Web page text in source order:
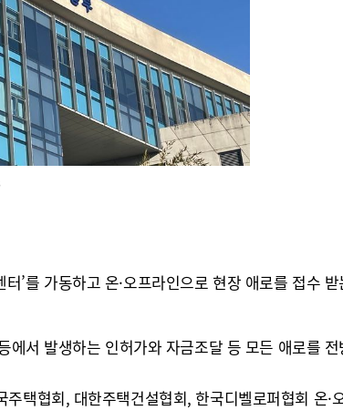
’를 가동하고 온·오프라인으로 현장 애로를 접수
서 발생하는 인허가와 자금조달 등 모든 애로를
택협회, 대한주택건설협회, 한국디벨로퍼협회 온